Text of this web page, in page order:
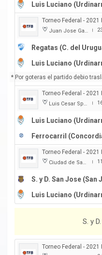
Luis Luciano
Torneo Federal -
Juan Jose Garro |
Regatas (C. del
Luis Luciano
* Por goteras el partido debio
Torneo Federal -
Luis Cesar Spiazzi |
Luis Luciano
Ferrocarril
Torneo Federal -
Ciudad de San Jose |
S. y D. San Jose (San
Luis Luciano
S. y
Torneo Federal -